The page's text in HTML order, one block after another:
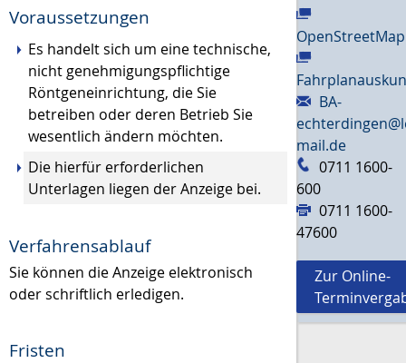
Voraussetzungen
Es handelt sich um eine technische,
nicht genehmigungspflichtige
Röntgeneinrichtung, die Sie
betreiben oder deren Betrieb Sie
wesentlich ändern möchten.
Die hierfür erforderlichen
Unterlagen liegen der Anzeige bei.
Verfahrensablauf
Sie können die Anzeige elektronisch
oder schriftlich erledigen.
Fristen
OpenStreetMap
BA-
mail.de
0711 1600-
600
0711 1600-
47600
Zur Online-